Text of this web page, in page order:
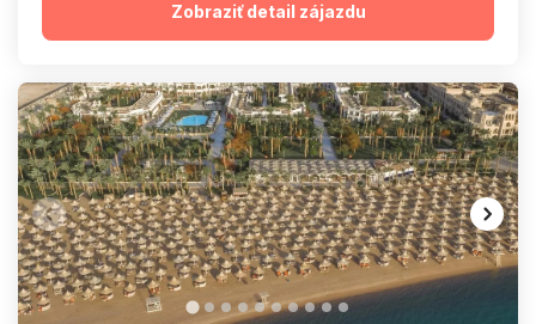
Zobraziť detail zájazdu